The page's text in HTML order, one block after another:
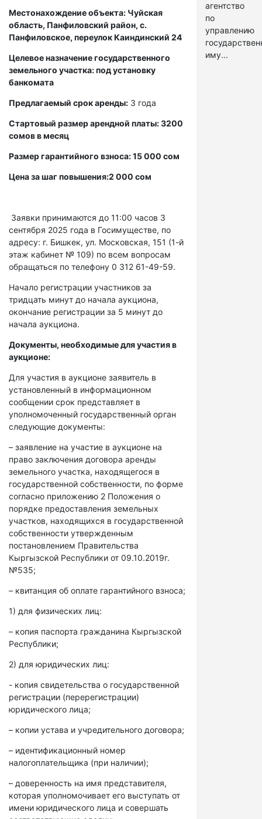
Местонахождение объекта: Чуйская
область, Панфиловский район, с.
Панфиловское, переулок Каиндинский 24
Целевое назначение государственного
земельного участка: под установку
банкомата
Предлагаемый срок аренды: 3 года
Стартовый размер арендной платы: 3200
сомов в месяц
Размер гарантийного взноса: 15 000 сом
Цена за шаг повышения:2 000 сом
Заявки принимаются до 11:00 часов 3
сентября 2025 года в Госимуществе, по
адресу: г. Бишкек, ул. Московская, 151 (1-й
этаж кабинет № 109) по всем вопросам
обращаться по телефону 0 312 61-49-59.
Начало регистрации участников за
тридцать минут до начала аукциона,
окончание регистрации за 5 минут до
начала аукциона.
Документы, необходимые для участия в
аукционе:
Для участия в аукционе заявитель в
установленный в информационном
сообщении срок представляет в
уполномоченный государственный орган
следующие документы:
– заявление на участие в аукционе на
право заключения договора аренды
земельного участка, находящегося в
государственной собственности, по форме
согласно приложению 2 Положения о
порядке предоставления земельных
участков, находящихся в государственной
собственности утвержденным
постановлением Правительства
Кыргызской Республики от 09.10.2019г.
№535;
– квитанция об оплате гарантийного взноса;
1) для физических лиц:
– копия паспорта гражданина Кыргызской
Республики;
2) для юридических лиц:
- копия свидетельства о государственной
регистрации (перерегистрации)
юридического лица;
– копии устава и учредительного договора;
– идентификационный номер
налогоплательщика (при наличии);
– доверенность на имя представителя,
которая уполномочивает его выступать от
имени юридического лица и совершать
агентство
по
управлению
иму...